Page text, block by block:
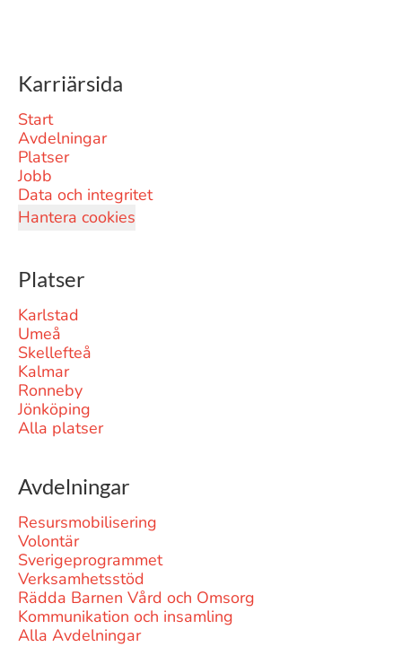
Karriärsida
Start
Avdelningar
Platser
Jobb
Data och integritet
Hantera cookies
Platser
Karlstad
Umeå
Skellefteå
Kalmar
Ronneby
Jönköping
Alla platser
Avdelningar
Resursmobilisering
Volontär
Sverigeprogrammet
Verksamhetsstöd
Rädda Barnen Vård och Omsorg
Kommunikation och insamling
Alla Avdelningar